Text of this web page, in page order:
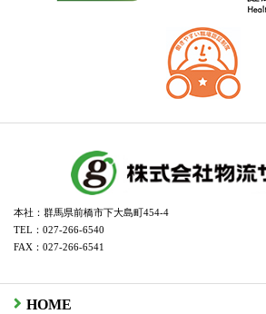
本社：群馬県前橋市下大島町454-4
TEL：027-266-6540
FAX：027-266-6541
HOME